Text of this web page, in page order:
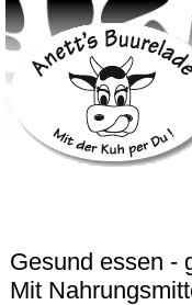
Gesund essen -
Mit